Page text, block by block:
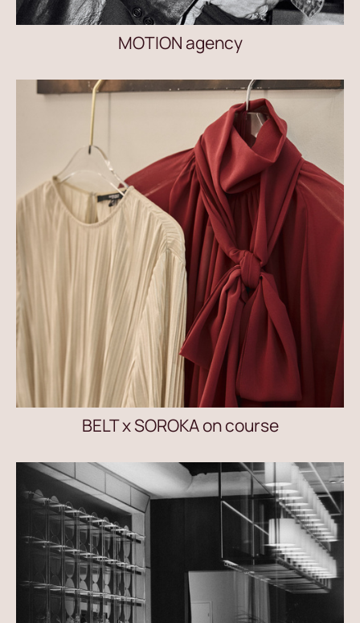
MOTION agency
BELT x SOROKA on course